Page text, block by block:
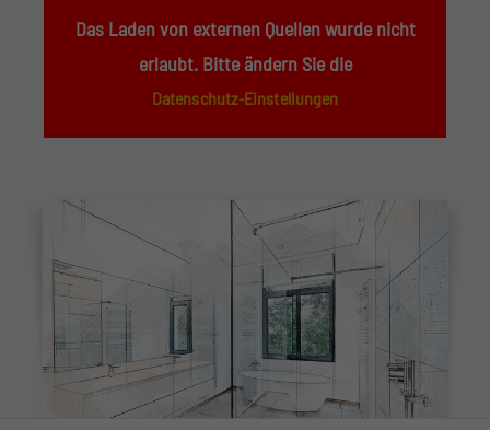
Das Laden von externen Quellen wurde nicht
erlaubt. Bitte ändern Sie die
Datenschutz-Einstellungen